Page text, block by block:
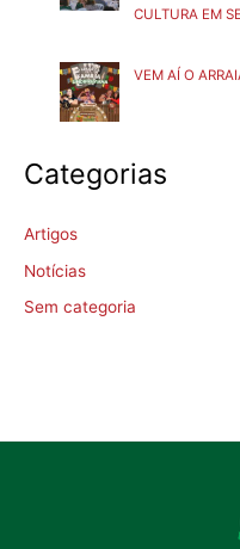
CULTURA EM
VEM AÍ O
Categorias
Artigos
Notícias
Sem categoria